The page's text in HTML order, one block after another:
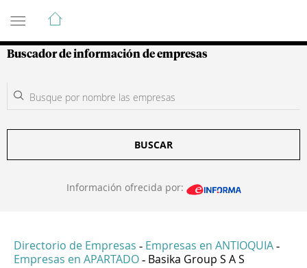
Guía de Empresas Colombianas
Buscador de información de empresas
BUSCAR
Información ofrecida por:
Directorio de Empresas - Empresas en ANTIOQUIA -
Empresas en APARTADO - Basika Group S A S